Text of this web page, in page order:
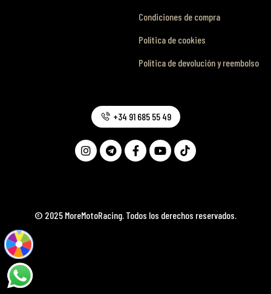
Condiciones de compra
Política de cookies
Política de devolución y reembolso
© 2025 MoreMotoRacing. Todos los derechos reservados.
+34 91 685 55 49